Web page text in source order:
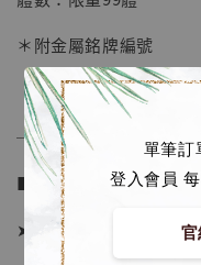
單筆訂
登入會員
＊附金屬銘牌編號
■ 販售資訊 (NT$)：
➤ 價格 4980元 (訂金